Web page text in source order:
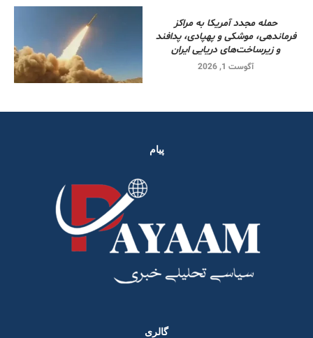
حمله مجدد آمریکا به مراکز
فرماندهی، موشکی و پهپادی، پدافند
و زیرساخت‌های دریایی ایران
آگوست 1, 2026
پیام
گالری